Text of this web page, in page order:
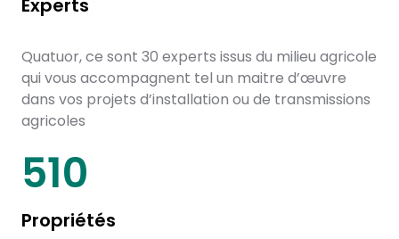
Experts
Quatuor, ce sont 30 experts issus du milieu agricole
qui vous accompagnent tel un maitre d’œuvre
dans vos projets d’installation ou de transmissions
agricoles
644
Propriétés